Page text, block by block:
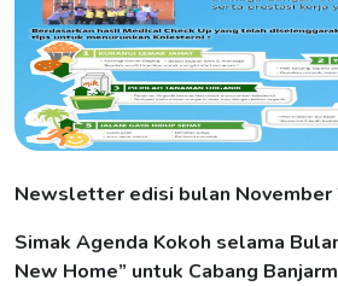
Newsletter edisi bulan
Simak Agenda Kokoh selama
New Home” untuk Cabang